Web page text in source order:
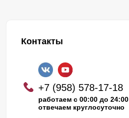
Контакты
+7 (958) 578-17-18
работаем с 00:00 до 24:00
отвечаем круглосуточно